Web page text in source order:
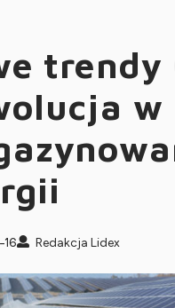
trendy
w
Redakcja Lidex